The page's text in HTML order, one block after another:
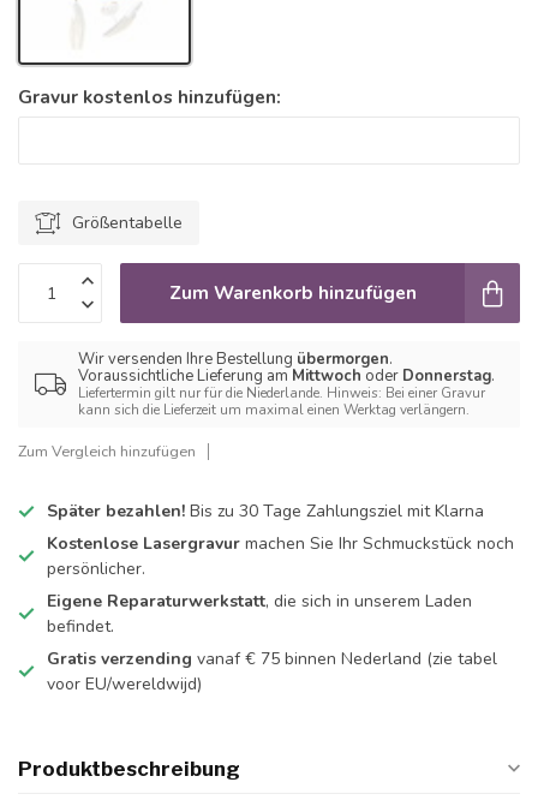
Gravur kostenlos hinzufügen:
Größentabelle
Zum Warenkorb hinzufügen
Wir versenden Ihre Bestellung übermorgen.
Voraussichtliche Lieferung am Mittwoch oder Donnerstag.
Liefertermin gilt nur für die Niederlande. Hinweis: Bei einer Gravur
kann sich die Lieferzeit um maximal einen Werktag verlängern.
Zum Vergleich hinzufügen
Später bezahlen! Bis zu 30 Tage Zahlungsziel mit Klarna
Kostenlose Lasergravur machen Sie Ihr Schmuckstück noch
persönlicher.
Eigene Reparaturwerkstatt, die sich in unserem Laden
befindet.
Gratis verzending vanaf € 75 binnen Nederland (zie tabel
voor EU/wereldwijd)
Produktbeschreibung